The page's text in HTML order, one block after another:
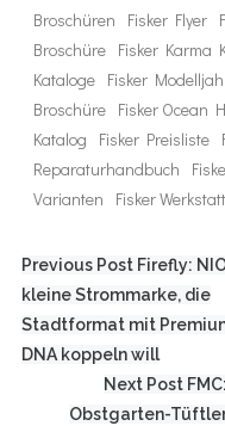
Broschüren
Fisker Flyer
Broschüre Fisker Karma
Kataloge Fisker
Broschüre Fisker Ocean
Katalog
Fisker Preisliste
Reparaturhandbuch
Varianten
Fisker
navigation
Previous Post Firefly:
kleine Strommarke, die
Stadtformat mit
DNA koppeln will
Next Post
Obstgarten-